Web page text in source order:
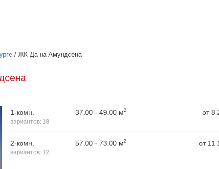
/ ЖК Да на Амундсена
1-комн.
вариантов: 18
37.00 - 49.00 м2 от8
2-комн.
вариантов: 12
57.00 - 73.00 м2 от 11